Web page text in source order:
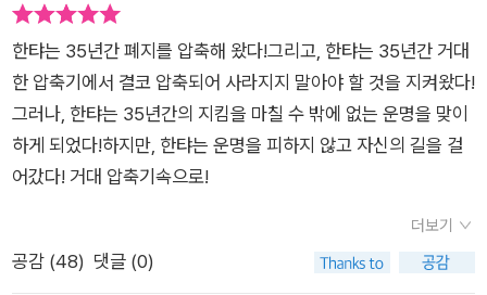
한탸는 35년간 폐지를 압축해 왔다!그리고, 한탸는 35년간 거대
한 압축기에서 결코 압축되어 사라지지 말아야 할 것을 지켜왔다!
그러나, 한탸는 35년간의 지킴을 마칠 수 밖에 없는 운명을 맞이
하게 되었다!하지만, 한탸는 운명을 피하지 않고 자신의 길을 걸
어갔다! 거대 압축기속으로!
더보기
공감 (48) 댓글 (0)